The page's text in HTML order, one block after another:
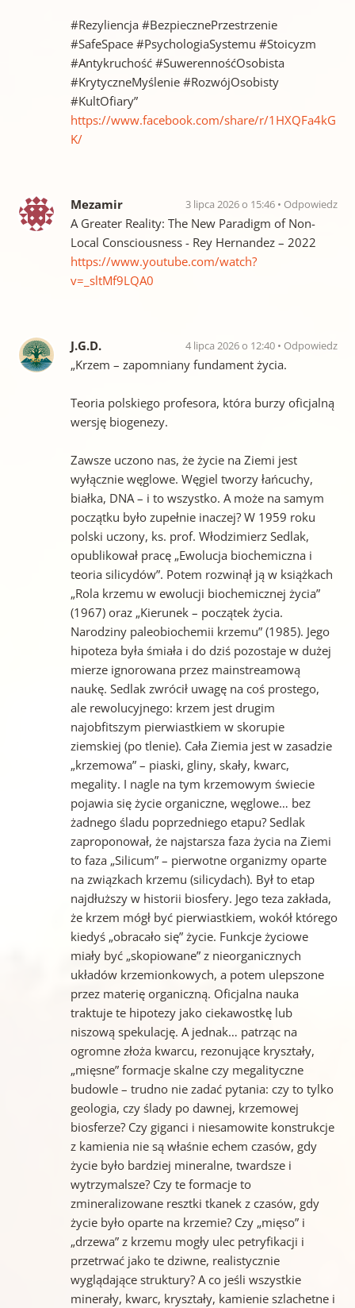
#Rezyliencja #BezpiecznePrzestrzenie
#SafeSpace #PsychologiaSystemu #Stoicyzm
#Antykruchość #SuwerennośćOsobista
#KrytyczneMyślenie #RozwójOsobisty
#KultOfiary”
https://www.facebook.com/share/r/1HXQFa4kG
K/
Mezamir 3 lipca 2026 o 15:46 Odpowiedz
A Greater Reality: The New Paradigm of Non-
Local Consciousness ​- Rey Hernandez – 2022
https://www.youtube.com/watch?
v=_sltMf9LQA0
J.G.D. 4 lipca 2026 o 12:40 Odpowiedz
„Krzem – zapomniany fundament życia.
Teoria polskiego profesora, która burzy oficjalną
wersję biogenezy.
Zawsze uczono nas, że życie na Ziemi jest
wyłącznie węglowe. Węgiel tworzy łańcuchy,
białka, DNA – i to wszystko. A może na samym
początku było zupełnie inaczej? W 1959 roku
polski uczony, ks. prof. Włodzimierz Sedlak,
opublikował pracę „Ewolucja biochemiczna i
teoria silicydów”. Potem rozwinął ją w książkach
„Rola krzemu w ewolucji biochemicznej życia”
(1967) oraz „Kierunek – początek życia.
Narodziny paleobiochemii krzemu” (1985). Jego
hipoteza była śmiała i do dziś pozostaje w dużej
mierze ignorowana przez mainstreamową
naukę. Sedlak zwrócił uwagę na coś prostego,
ale rewolucyjnego: krzem jest drugim
najobfitszym pierwiastkiem w skorupie
ziemskiej (po tlenie). Cała Ziemia jest w zasadzie
„krzemowa” – piaski, gliny, skały, kwarc,
megality. I nagle na tym krzemowym świecie
pojawia się życie organiczne, węglowe… bez
żadnego śladu poprzedniego etapu? Sedlak
zaproponował, że najstarsza faza życia na Ziemi
to faza „Silicum” – pierwotne organizmy oparte
na związkach krzemu (silicydach). Był to etap
najdłuższy w historii biosfery. Jego teza zakłada,
że krzem mógł być pierwiastkiem, wokół którego
kiedyś „obracało się” życie. Funkcje życiowe
miały być „skopiowane” z nieorganicznych
układów krzemionkowych, a potem ulepszone
przez materię organiczną. Oficjalna nauka
traktuje te hipotezy jako ciekawostkę lub
niszową spekulację. A jednak… patrząc na
ogromne złoża kwarcu, rezonujące kryształy,
„mięsne” formacje skalne czy megalityczne
budowle – trudno nie zadać pytania: czy to tylko
geologia, czy ślady po dawnej, krzemowej
biosferze? Czy giganci i niesamowite konstrukcje
z kamienia nie są właśnie echem czasów, gdy
życie było bardziej mineralne, twardsze i
wytrzymalsze? Czy te formacje to
zmineralizowane resztki tkanek z czasów, gdy
życie było oparte na krzemie? Czy „mięso” i
„drzewa” z krzemu mogły ulec petryfikacji i
przetrwać jako te dziwne, realistycznie
wyglądające struktury? A co jeśli wszystkie
minerały, kwarc, kryształy, kamienie szlachetne i